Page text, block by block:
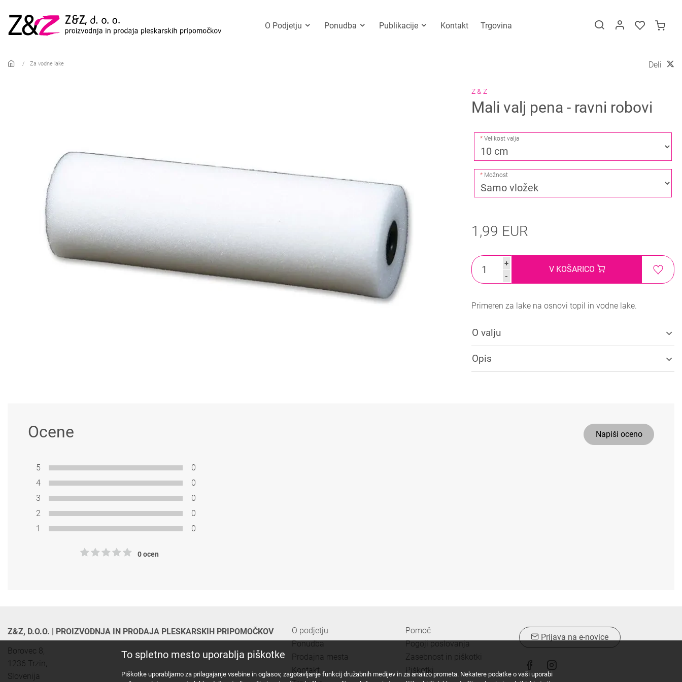
O Podjetju Ponudba Publikacije Kontakt Trgovina
Deli
Za vodne lake
Z & Z
Mali valj pena - ravni robovi
Velikost valja
Možnost
1,99 EUR
+
-
V KOŠARICO
Primeren za lake na osnovi topil in vodne lake.
O valju
Opis
Ocene Napiši oceno
5
0
4
0
3
0
2
0
1
0
0 ocen
Z&Z, D.O.O. | PROIZVODNJA IN PRODAJA PLESKARSKIH PRIPOMOČKOV
Borovec 8,
1236 Trzin,
Slovenija
O podjetju
Ponudba
Prodajna mesta
Kontakt
Pomoč
Pogoji poslovanja
Zasebnost in piškotki
Piškotki
Prijava na e-novice
To spletno mesto uporablja piškotke
Piškotke uporabljamo za prilagajanje vsebine in oglasov, zagotavljanje funkcij družabnih medijev in za analizo prometa. Nekatere podatke o vaši uporabi